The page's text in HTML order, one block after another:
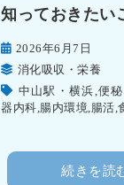
知っておきたい
2026年6月7日
消化吸収・栄養
中山駅・横浜,便
器内科,腸内環境,腸活,
続きを読